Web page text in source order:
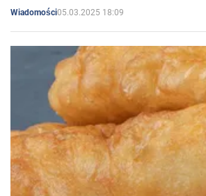
Wiadomości05.03.2025 18:09